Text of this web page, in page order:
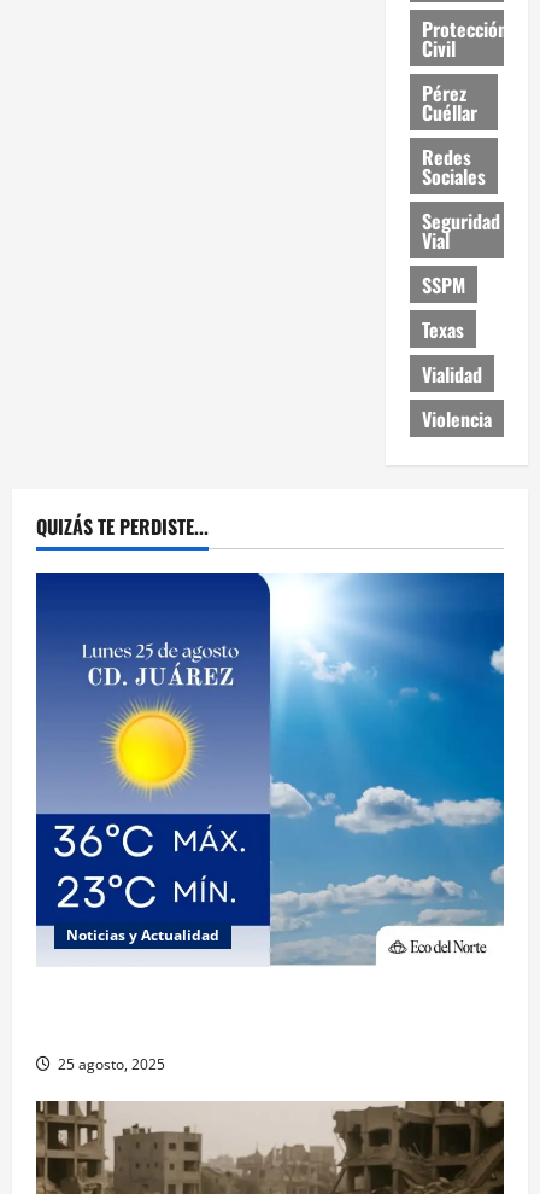
Protección
Civil
Pérez
Cuéllar
Redes
Sociales
Seguridad
Vial
SSPM
Texas
Vialidad
Violencia
QUIZÁS TE PERDISTE...
Noticias y Actualidad
25 agosto, 2025